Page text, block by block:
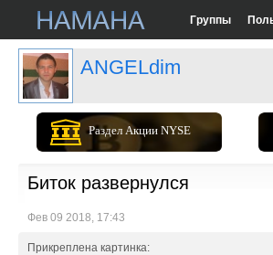
Группы
ANGELdim
Раздел Акции NYSE
Биток развернулся
Фев 09 2018, 17:43
Прикреплена картинка: